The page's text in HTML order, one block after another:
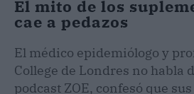
El mito de los
cae a pedazos
El médico epidemiólogo y
College de Londres no habla
podcast ZOE, confesó que